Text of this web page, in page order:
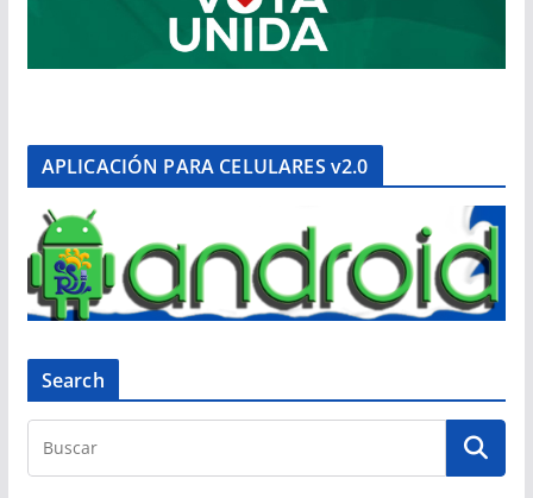
APLICACIÓN PARA CELULARES v2.0
Search